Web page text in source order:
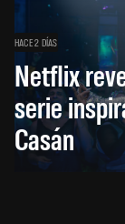
HACE 2 DÍAS
Netflix
serie
Casán